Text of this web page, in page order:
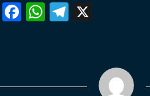
Fa W
pp
Te
m